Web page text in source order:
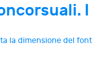
la dimensione del font